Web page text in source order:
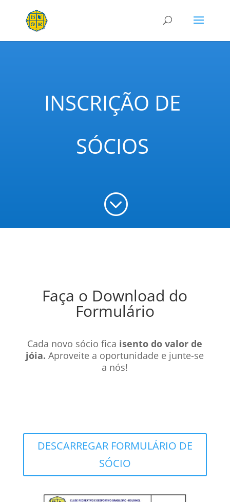
INSCRIÇÃO DE
SÓCIOS
;
Faça o Download do
Formulário
Cada novo sócio fica isento do valor de
jóia.Aproveite a oportunidade e junte-se
a nós!
DESCARREGAR FORMULÁRIO DE
SÓCIO